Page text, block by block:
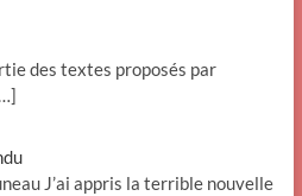
des textes proposés par
J’ai appris la terrible nouvelle